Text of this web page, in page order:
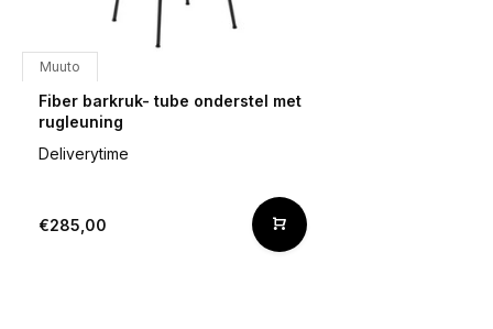
Muuto
Fiber barkruk- tube onderstel met
rugleuning
Deliverytime
€285,00